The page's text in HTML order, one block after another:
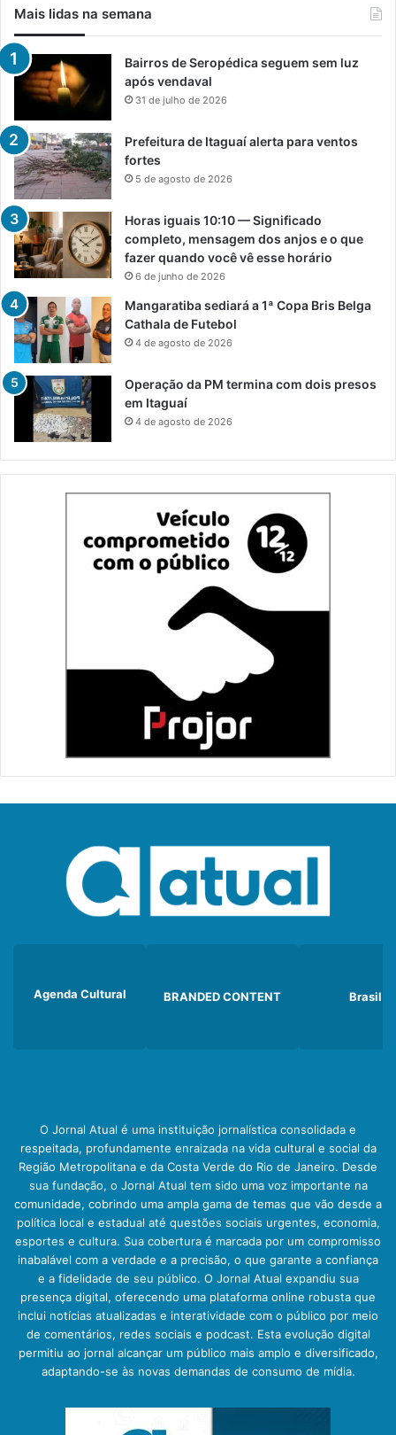
Mais lidas na semana
Bairros de Seropédica seguem sem luz
após vendaval
31 de julho de 2026
Prefeitura de Itaguaí alerta para ventos
fortes
5 de agosto de 2026
Horas iguais 10:10 — Significado
completo, mensagem dos anjos e o que
fazer quando você vê esse horário
6 de junho de 2026
Mangaratiba sediará a 1ª Copa Bris Belga
Cathala de Futebol
4 de agosto de 2026
Operação da PM termina com dois presos
em Itaguaí
4 de agosto de 2026
Agenda Cultural BRANDED CONTENT Brasil
O Jornal Atual é uma instituição jornalística consolidada e
respeitada, profundamente enraizada na vida cultural e social da
Região Metropolitana e da Costa Verde do Rio de Janeiro. Desde
sua fundação, o Jornal Atual tem sido uma voz importante na
comunidade, cobrindo uma ampla gama de temas que vão desde a
política local e estadual até questões sociais urgentes, economia,
esportes e cultura. Sua cobertura é marcada por um compromisso
inabalável com a verdade e a precisão, o que garante a confiança
e a fidelidade de seu público. O Jornal Atual expandiu sua
presença digital, oferecendo uma plataforma online robusta que
inclui notícias atualizadas e interatividade com o público por meio
de comentários, redes sociais e podcast. Esta evolução digital
permitiu ao jornal alcançar um público mais amplo e diversificado,
adaptando-se às novas demandas de consumo de mídia.